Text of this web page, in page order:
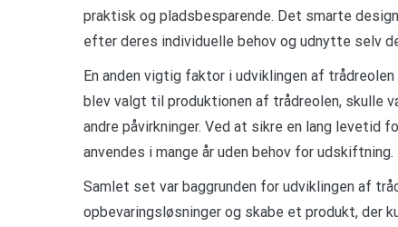
praktisk og pladsbesparende. Det smarte
efter deres individuelle behov og udnytte selv
En anden vigtig faktor i udviklingen af
blev valgt til produktionen af trådreolen,
andre påvirkninger. Ved at sikre en lang levetid
anvendes i mange år uden behov for udskiftning.
Samlet set var baggrunden for udviklingen af
opbevaringsløsninger og skabe et produkt, der